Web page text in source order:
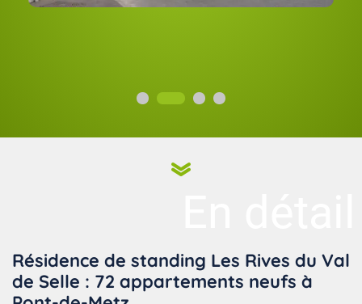
Résidence de standing Les Rives du Val
de Selle : 72 appartements neufs à